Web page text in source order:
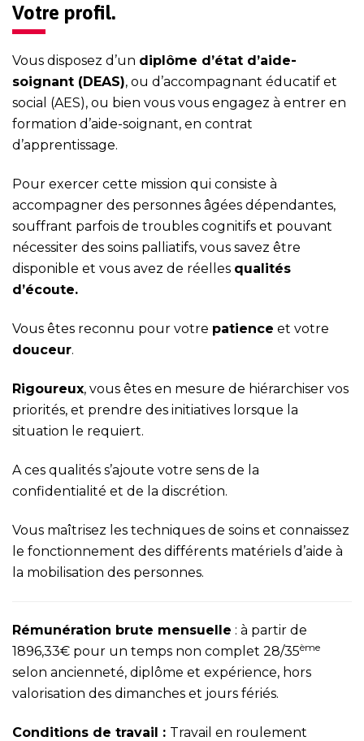
Votre profil.
Vous disposez d’un diplôme d’état d’aide-
soignant (DEAS), ou d’accompagnant éducatif et
social (AES), ou bien vous vous engagez à entrer en
formation d’aide-soignant, en contrat
d’apprentissage.
Pour exercer cette mission qui consiste à
accompagner des personnes âgées dépendantes,
souffrant parfois de troubles cognitifs et pouvant
nécessiter des soins palliatifs, vous savez être
disponible et vous avez de réelles qualités
d’écoute.
Vous êtes reconnu pour votre patience et votre
douceur.
Rigoureux, vous êtes en mesure de hiérarchiser vos
priorités, et prendre des initiatives lorsque la
situation le requiert.
A ces qualités s’ajoute votre sens de la
confidentialité et de la discrétion.
Vous maîtrisez les techniques de soins et connaissez
le fonctionnement des différents matériels d’aide à
la mobilisation des personnes.
Rémunération brute mensuelle : à partir de
1896,33€ pour un temps non complet 28/35ème
selon ancienneté, diplôme et expérience, hors
valorisation des dimanches et jours fériés.
Conditions de travail : Travail en roulement